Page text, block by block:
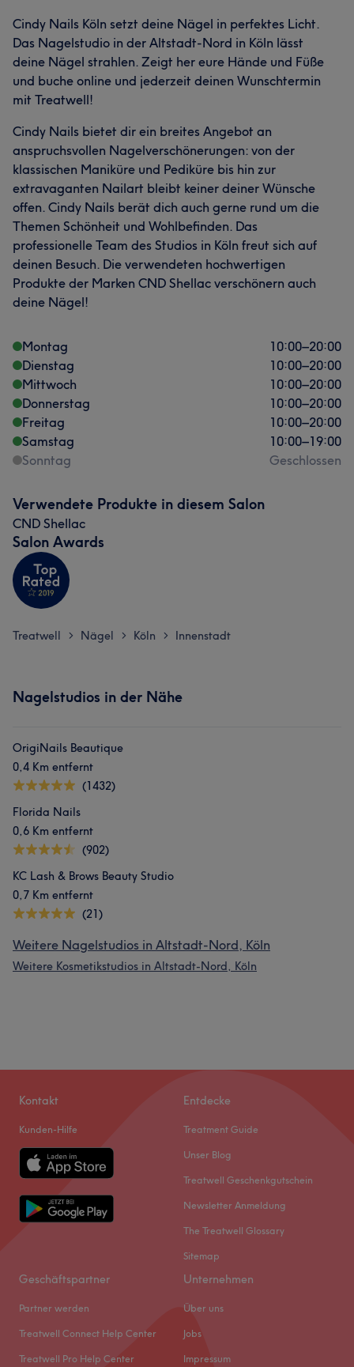
Cindy Nails Köln setzt deine Nägel in perfektes Licht.
Das Nagelstudio in der Altstadt-Nord in Köln lässt
deine Nägel strahlen. Zeigt her eure Hände und Füße
und buche online und jederzeit deinen Wunschtermin
mit Treatwell!
Cindy Nails bietet dir ein breites Angebot an
anspruchsvollen Nagelverschönerungen: von der
klassischen Maniküre und Pediküre bis hin zur
extravaganten Nailart bleibt keiner deiner Wünsche
offen. Cindy Nails berät dich auch gerne rund um die
Themen Schönheit und Wohlbefinden. Das
professionelle Team des Studios in Köln freut sich auf
deinen Besuch. Die verwendeten hochwertigen
Produkte der Marken CND Shellac verschönern auch
deine Nägel!
Montag 10:00–20:00
Dienstag
10:00–20:00
Mittwoch
10:00–20:00
Donnerstag
10:00–20:00
Freitag
10:00–20:00
Samstag
10:00–19:00
Sonntag
Geschlossen
Verwendete Produkte in diesem Salon
CND Shellac
Salon Awards
Treatwell > Nägel > Köln > Innenstadt
Nagelstudios in der Nähe
OrigiNails Beautique
0,4 Km entfernt
(1432)
Florida Nails
0,6 Km entfernt
(902)
KC Lash & Brows Beauty Studio
0,7 Km entfernt
(21)
Weitere Nagelstudios in Altstadt-Nord, Köln
Weitere Kosmetikstudios in Altstadt-Nord, Köln
Kontakt
Kunden-Hilfe
Entdecke
Treatment Guide
Unser Blog
Treatwell Geschenkgutschein
Newsletter Anmeldung
The Treatwell Glossary
Sitemap
Geschäftspartner
Partner werden
Treatwell Connect Help Center
Treatwell Pro Help Center
Unternehmen
Über uns
Jobs
Impressum